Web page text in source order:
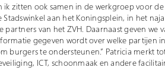
ik zitten ook samen in de werkgroep voor
aan het Koningsplein, in het
partners van het ZVH. Daarnaast geven we
gegeven wordt over welke partijen
burgers te ondersteunen.” Patricia merkt
ICT, schoonmaak en andere